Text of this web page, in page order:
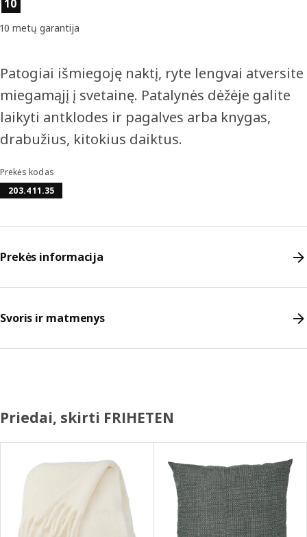
10
10 metų garantija
Patogiai išmiegoję naktį, ryte lengvai atversite
miegamąjį į svetainę. Patalynės dėžėje galite
laikyti antklodes ir pagalves arba knygas,
drabužius, kitokius daiktus.
Prekės kodas
203.411.35
Prekės informacija
Svoris ir matmenys
Priedai, skirti FRIHETEN